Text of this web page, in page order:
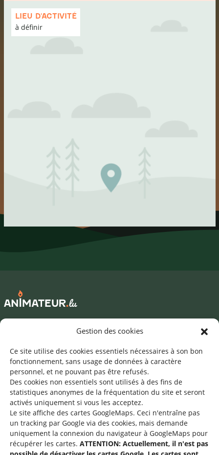
Gestion des cookies
Ce site utilise des cookies essentiels nécessaires à son bon
fonctionnement, sans usage de données à caractère
personnel, et ne pouvant pas être refusés.
Des cookies non essentiels sont utilisés à des fins de
statistiques anonymes de la fréquentation du site et seront
activés uniquement si vous les acceptez.
Le site affiche des cartes GoogleMaps. Ceci n'entraîne pas
un tracking par Google via des cookies, mais demande
uniquement la connexion du navigateur à GoogleMaps pour
récupérer les cartes. ATTENTION: Actuellement, il n'est pas
LIEU D'ACTIVITÉ
à définir
Passer
carte
Mentions légales
Une offre du
Service national de la jeunesse